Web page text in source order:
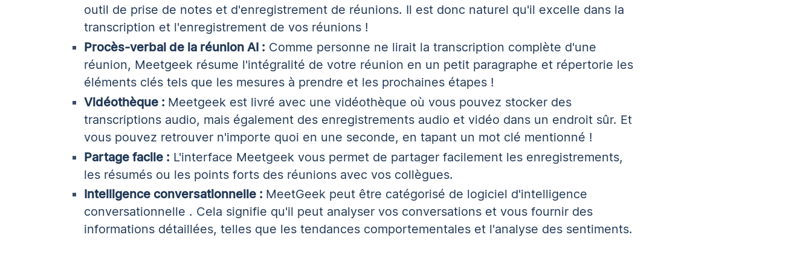
outil de prise de notes et d'enregistrement de réunions. Il est donc naturel qu'il excelle dans la
transcription et l'enregistrement de vos réunions !
Procès-verbal de la réunion AI : Comme personne ne lirait la transcription complète d'une
réunion, Meetgeek résume l'intégralité de votre réunion en un petit paragraphe et répertorie les
éléments clés tels que les mesures à prendre et les prochaines étapes !
Vidéothèque : Meetgeek est livré avec une vidéothèque où vous pouvez stocker des
transcriptions audio, mais également des enregistrements audio et vidéo dans un endroit sûr. Et
vous pouvez retrouver n'importe quoi en une seconde, en tapant un mot clé mentionné !
Partage facile : L'interface Meetgeek vous permet de partager facilement les enregistrements,
les résumés ou les points forts des réunions avec vos collègues.
Intelligence conversationnelle : MeetGeek peut être catégorisé de logiciel d'intelligence
conversationnelle . Cela signifie qu'il peut analyser vos conversations et vous fournir des
informations détaillées, telles que les tendances comportementales et l'analyse des sentiments.